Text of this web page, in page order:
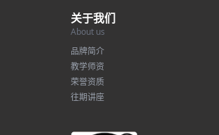
关于我们
About us
品牌简介
教学师资
荣誉资质
往期讲座